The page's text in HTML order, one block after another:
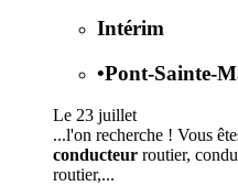
Intérim
•Pont-Sainte-
Le 23 juillet
...l'on recherche ! Vous
conducteur routier,
routier,...